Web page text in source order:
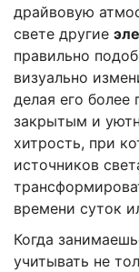
драйвовую
свете другие
правильно
визуально
делая его
закрытым и
хитрость, при
источников
времени суток
Когда
учитывать не